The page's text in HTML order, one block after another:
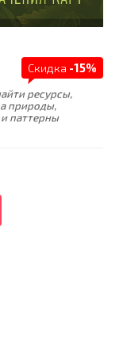
Скидка -15%
ресурсы,
природы,
и паттерны